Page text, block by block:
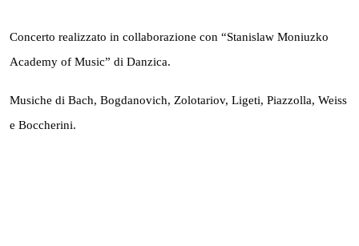
Concerto realizzato in collaborazione con “Stanislaw Moniuzko
Academy of Music” di Danzica.
Musiche di Bach, Bogdanovich, Zolotariov, Ligeti, Piazzolla, Weiss
e Boccherini.